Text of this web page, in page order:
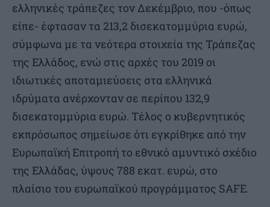
ελληνικές τράπεζες τον Δεκέμβριο, που -όπως
είπε- έφτασαν τα 213,2 δισεκατομμύρια ευρώ,
σύμφωνα με τα νεότερα στοιχεία της Τράπεζας
της Ελλάδος, ενώ στις αρχές του 2019 οι
ιδιωτικές αποταμιεύσεις στα ελληνικά
ιδρύματα ανέρχονταν σε περίπου 132,9
δισεκατομμύρια ευρώ. Τέλος ο κυβερνητικός
εκπρόσωπος σημείωσε ότι εγκρίθηκε από την
Ευρωπαϊκή Επιτροπή το εθνικό αμυντικό σχέδιο
της Ελλάδας, ύψους 788 εκατ. ευρώ, στο
πλαίσιο του ευρωπαϊκού προγράμματος SAFE.